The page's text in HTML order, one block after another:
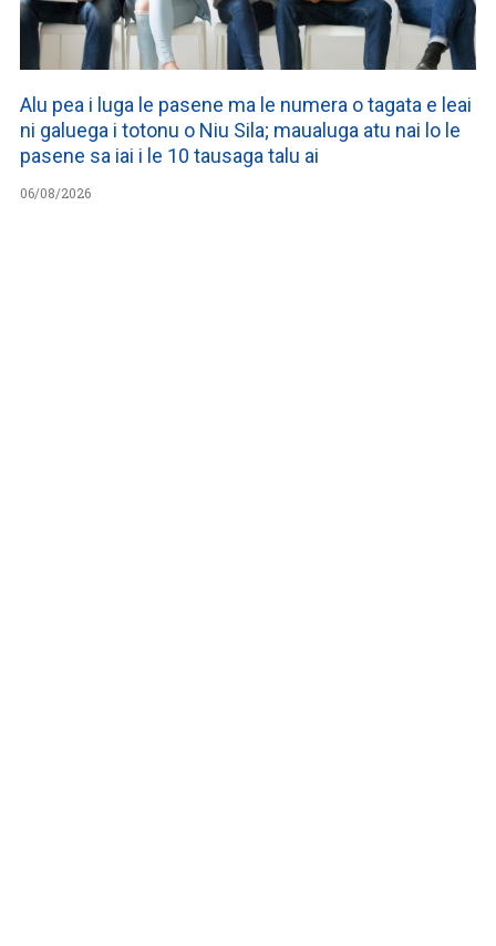
Alu pea i luga le pasene ma le numera o tagata e leai
ni galuega i totonu o Niu Sila; maualuga atu nai lo le
pasene sa iai i le 10 tausaga talu ai
06/08/2026